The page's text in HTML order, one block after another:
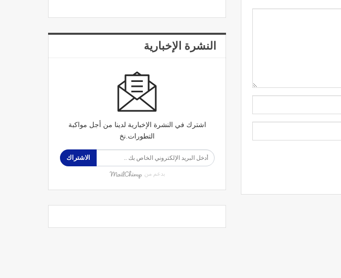
النشرة الإخبارية
اشترك في النشرة الإخبارية لدينا من أجل مواكبة
التطورات.نخ
الاشتراك
بدعم من